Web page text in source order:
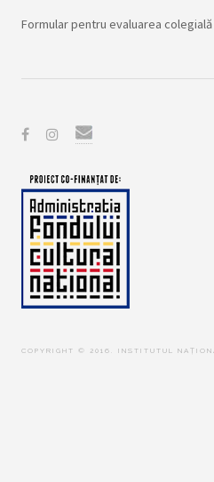
Formular pentru evaluarea colegială
COPYRIGHT © 2016. INSTITUTUL